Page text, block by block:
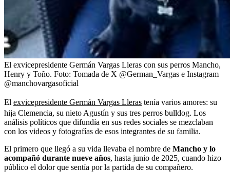
El exvicepresidente Germán Vargas Lleras con sus perros Mancho,
Henry y Toño. Foto: Tomada de X @German_Vargas e Instagram
@manchovargasoficial
El exvicepresidente Germán Vargas Lleras tenía varios amores: su
hija Clemencia, su nieto Agustín y sus tres perros bulldog. Los
análisis políticos que difundía en sus redes sociales se mezclaban
con los videos y fotografías de esos integrantes de su familia.
El primero que llegó a su vida llevaba el nombre de Mancho y lo
acompañó durante nueve años, hasta junio de 2025, cuando hizo
público el dolor que sentía por la partida de su compañero.